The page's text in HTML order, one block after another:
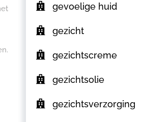
gevoelige huid
gezicht
gezichtscreme
gezichtsolie
gezichtsverzorging